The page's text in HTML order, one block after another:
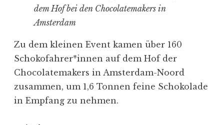
dem Hof bei den Chocolatemakers in
Amsterdam
Zu dem kleinen Event kamen über 160
Schokofahrer*innen auf dem Hof der
Chocolatemakers in Amsterdam-Noord
zusammen, um 1,6 Tonnen feine Schokolade
in Empfang zu nehmen.